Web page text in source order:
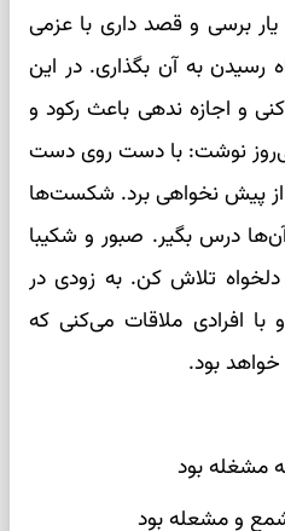
برسی و قصد داری با عزمی
رسیدن به آن بگذاری. در این
کنی و اجازه ندهی باعث رکود و
نوشت: با دست روی دست
پیش نخواهی برد. شکست‌ها
درس بگیر. صبور و شکیبا
تلاش کن. به زودی در
افرادی ملاقات می‌کنی که
بود.
مشغله بود
و مشعله بود